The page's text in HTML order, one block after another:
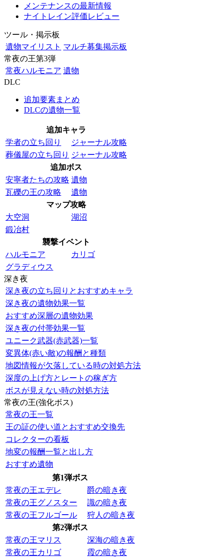
メンテナンスの最新情報
ナイトレイン評価レビュー
ツール・掲示板
遺物マイリスト マルチ募集掲示板
常夜の王第3弾
常夜ハルモニア 遺物
DLC
追加要素まとめ
DLCの遺物一覧
追加キャラ
学者の立ち回り
ジャーナル攻略
葬儀屋の立ち回り ジャーナル攻略
追加ボス
安寧者たちの攻略 遺物
瓦礫の王の攻略
遺物
マップ攻略
大空洞
湖沼
鍛冶村
襲撃イベント
ハルモニア
カリゴ
グラディウス
深き夜
深き夜の立ち回りとおすすめキャラ
深き夜の遺物効果一覧
おすすめ深層の遺物効果
深き夜の付帯効果一覧
ユニーク武器(赤武器)一覧
変異体(赤い敵)の報酬と種類
地図情報が欠落している時の対処方法
深度の上げ方とレートの稼ぎ方
ボスが見えない時の対処方法
常夜の王(強化ボス)
常夜の王一覧
王の証の使い道とおすすめ交換先
コレクターの看板
地変の報酬一覧と出し方
おすすめ遺物
第1弾ボス
常夜の王エデレ
爵の暗き夜
常夜の王グノスター
識の暗き夜
常夜の王フルゴール
狩人の暗き夜
第2弾ボス
常夜の王マリス
深海の暗き夜
常夜の王カリゴ
霞の暗き夜